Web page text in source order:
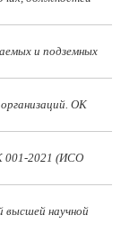
и подземных
ОК
001-2021 (ИСО
высшей научной